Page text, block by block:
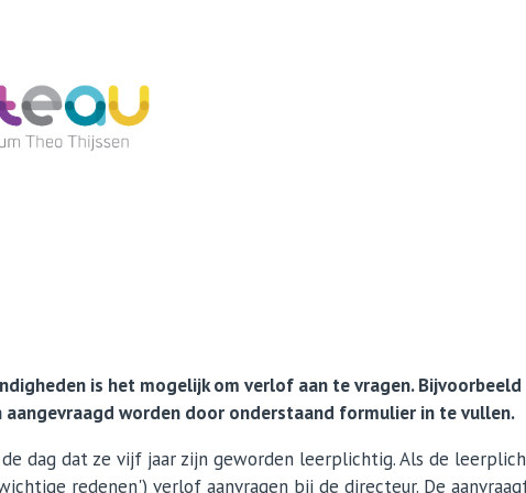
is het mogelijk om verlof aan te vragen.
aangevraagd worden door onderstaand formulier in te vullen.
dag dat ze vijf jaar zijn geworden leerplichtig. Als de
redenen') verlof aanvragen bij de directeur. De